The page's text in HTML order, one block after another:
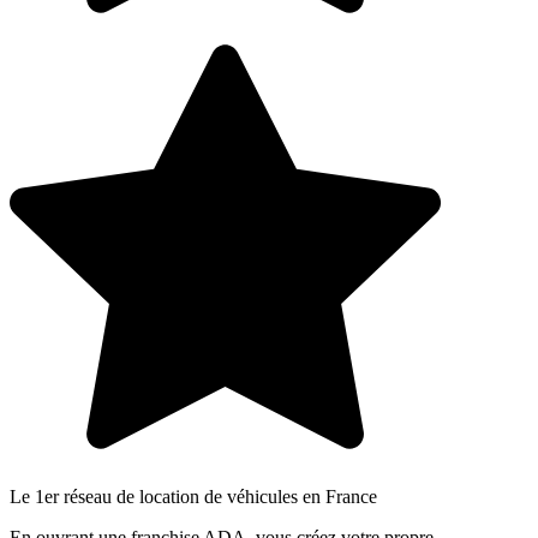
Le 1er réseau de location de véhicules en France